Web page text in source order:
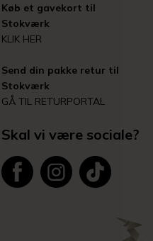
Køb et gavekort til
Stokværk
KLIK HER
Send din pakke retur til
Stokværk
GÅ TIL RETURPORTAL
Skal vi være sociale?